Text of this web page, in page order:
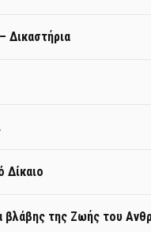
Δικαστήρια
Δίκαιο
βλάβης της Ζωής του